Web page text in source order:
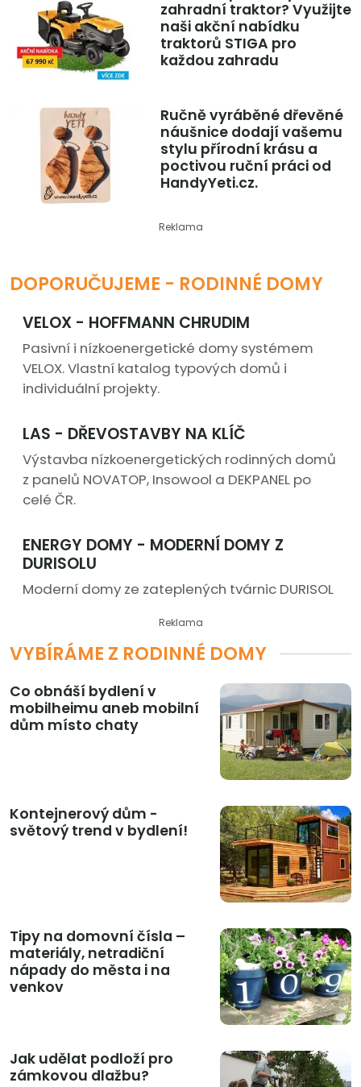
zahradní traktor? Využijte
naši akční nabídku
traktorů STIGA pro
každou zahradu
Ručně vyráběné dřevěné
náušnice dodají vašemu
stylu přírodní krásu a
poctivou ruční práci od
HandyYeti.cz.
Reklama
DOPORUČUJEME - RODINNÉ DOMY
VELOX - HOFFMANN CHRUDIM
Pasivní i nízkoenergetické domy systémem
VELOX. Vlastní katalog typových domů i
individuální projekty.
LAS - DŘEVOSTAVBY NA KLÍČ
Výstavba nízkoenergetických rodinných domů
z panelů NOVATOP, Insowool a DEKPANEL po
celé ČR.
ENERGY DOMY - MODERNÍ DOMY Z
DURISOLU
Moderní domy ze zateplených tvárnic DURISOL
Reklama
VYBÍRÁME Z RODINNÉ DOMY
Co obnáší bydlení v
mobilheimu aneb mobilní
dům místo chaty
Kontejnerový dům -
světový trend v bydlení!
Tipy na domovní čísla –
materiály, netradiční
nápady do města i na
venkov
Jak udělat podloží pro
zámkovou dlažbu?